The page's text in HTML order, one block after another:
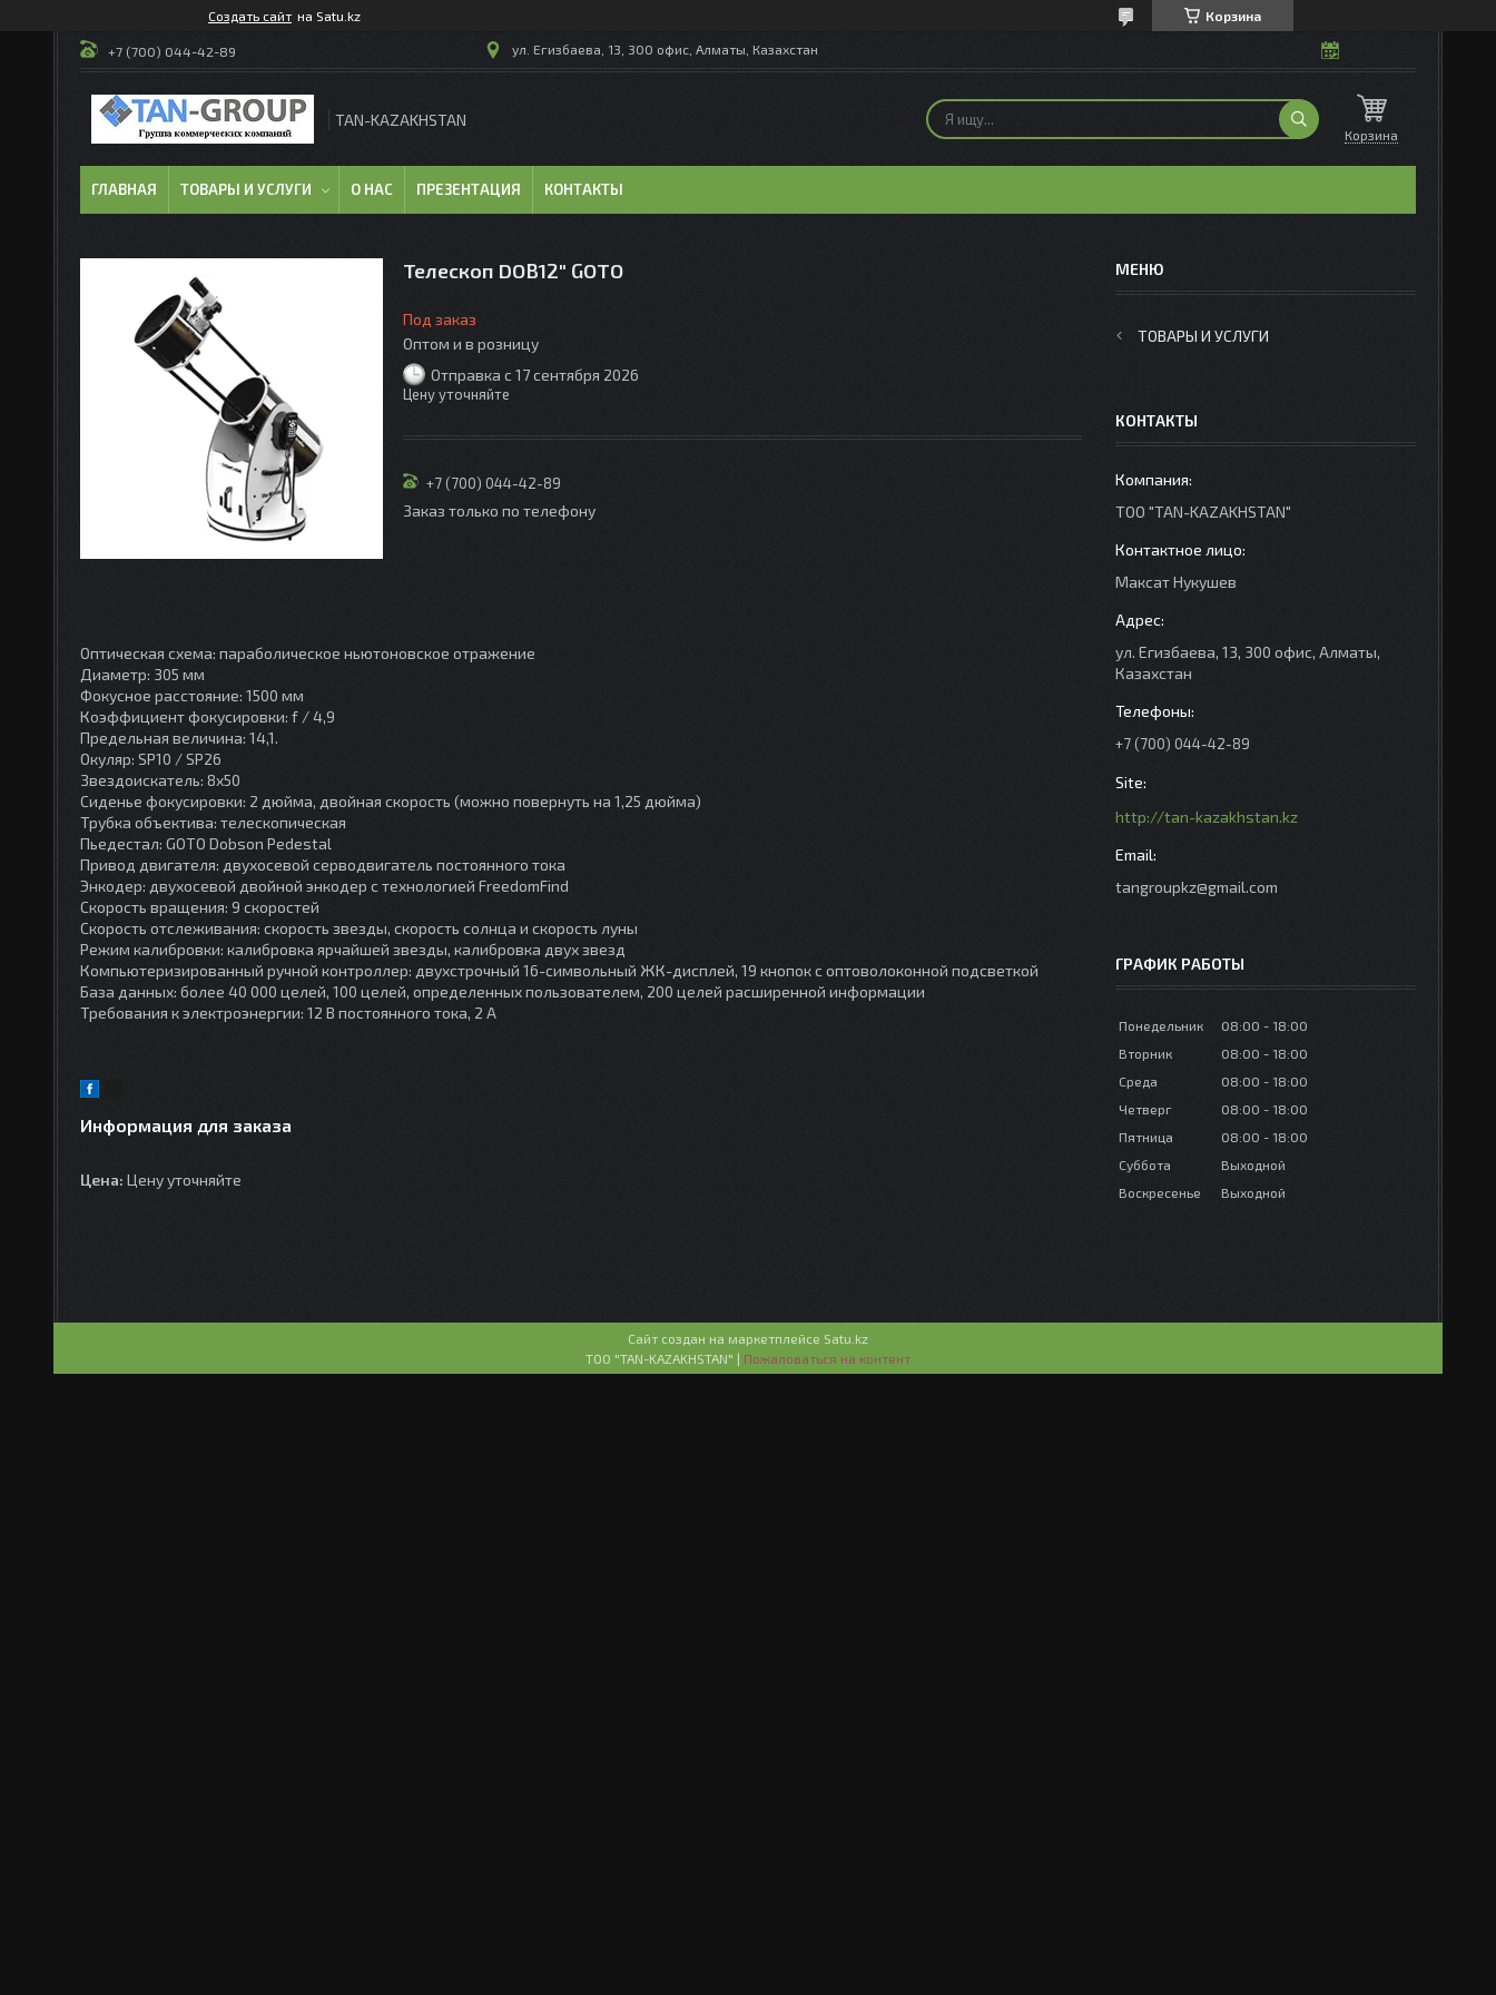
Создать сайт на Satu.kz Корзина
+7 (700) 044-42-89 ул. Егизбаева, 13, 300 офис, Алматы, Казахстан
TAN-KAZAKHSTAN
Корзина
ГЛАВНАЯ ТОВАРЫ И УСЛУГИ О НАС ПРЕЗЕНТАЦИЯ КОНТАКТЫ
Телескоп DOB12″ GOTO
Под заказ
Оптом и в розницу
Отправка с 17 сентября 2026
Цену уточняйте
+7 (700) 044-42-89
Заказ только по телефону
Оптическая схема: параболическое ньютоновское отражение
Диаметр: 305 мм
Фокусное расстояние: 1500 мм
Коэффициент фокусировки: f / 4,9
Предельная величина: 14,1.
Окуляр: SP10 / SP26
Звездоискатель: 8x50
Сиденье фокусировки: 2 дюйма, двойная скорость (можно повернуть на 1,25 дюйма)
Трубка объектива: телескопическая
Пьедестал: GOTO Dobson Pedestal
Привод двигателя: двухосевой серводвигатель постоянного тока
Энкодер: двухосевой двойной энкодер с технологией FreedomFind
Скорость вращения: 9 скоростей
Скорость отслеживания: скорость звезды, скорость солнца и скорость луны
Режим калибровки: калибровка ярчайшей звезды, калибровка двух звезд
Компьютеризированный ручной контроллер: двухстрочный 16-символьный ЖК-дисплей, 19 кнопок с оптоволоконной подсветкой
База данных: более 40 000 целей, 100 целей, определенных пользователем, 200 целей расширенной информации
Требования к электроэнергии: 12 В постоянного тока, 2 А
Информация для заказа
Цена: Цену уточняйте
ТОВАРЫ И УСЛУГИ
КОНТАКТЫ
ТОО "TAN-KAZAKHSTAN"
Максат Нукушев
ул. Егизбаева, 13, 300 офис, Алматы,
Казахстан
+7 (700) 044-42-89
http://tan-kazakhstan.kz
tangroupkz@gmail.com
ГРАФИК РАБОТЫ
Понедельник 08:00
18:00
Вторник
08:00
18:00
Среда
08:00
18:00
Четверг
08:00
18:00
Пятница
08:00
18:00
Суббота
Выходной
Воскресенье
Выходной
Сайт создан на маркетплейсе Satu.kz
ТОО "TAN-KAZAKHSTAN" | Пожаловаться на контент